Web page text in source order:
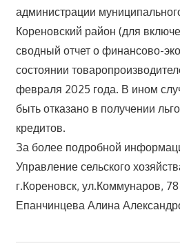
администрации
Кореновский район (для
сводный отчет о финансово-
состоянии
февраля 2025 года. В ином
быть отказано в получении
кредитов.
За более подробной
Управление сельского
г.Кореновск, ул.Коммунаров,
Епанчинцева Алина